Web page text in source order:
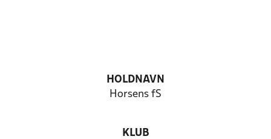
HOLDNAVN
Horsens fS
KLUB